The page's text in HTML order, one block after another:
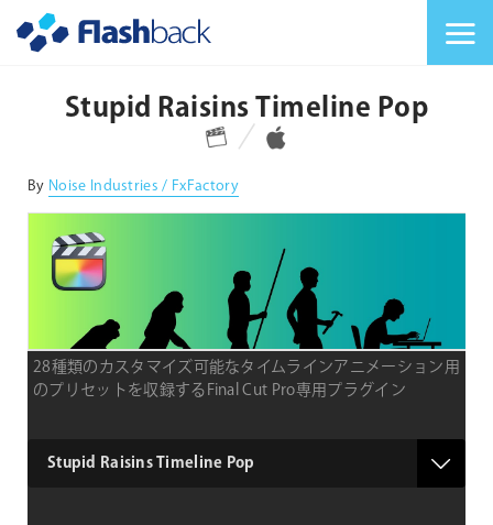
Stupid Raisins Timeline Pop
対応プラットフォーム 対応OS
By Noise Industries / FxFactory
28種類のカスタマイズ可能なタイムラインアニメーション用
のプリセットを収録するFinal Cut Pro専用プラグイン
type